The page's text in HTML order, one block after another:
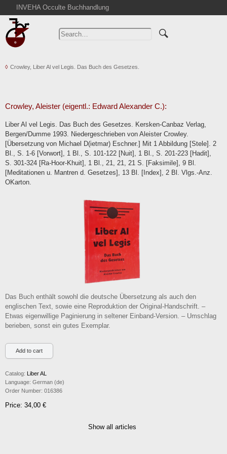
INVEHA Occulte Buchhandlung
Home
Advanced Search
Cart
Contact
Terms
Withdrawal
Privacy Policy
Crowley, Liber Al vel Legis. Das Buch des Gesetzes.
Crowley, Aleister (eigentl.: Edward Alexander C.):
Liber Al vel Legis. Das Buch des Gesetzes. Kersken-Canbaz Verlag,
Bergen/Dumme 1993. Niedergeschrieben von Aleister Crowley.
[Übersetzung von Michael D(ietmar) Eschner.] Mit 1 Abbildung [Stele]. 2
Bl., S. 1-6 [Vorwort], 1 Bl., S. 101-122 [Nuit], 1 Bl., S. 201-223 [Hadit],
S. 301-324 [Ra-Hoor-Khuit], 1 Bl., 21, 21, 21 S. [Faksimile], 9 Bl.
[Meditationen u. Mantren d. Gesetzes], 13 Bl. [Index], 2 Bl. Vlgs.-Anz.
OKarton.
Das Buch enthält sowohl die deutsche Übersetzung als auch den
englischen Text, sowie eine Reproduktion der Original-Handschrift. –
Etwas eigenwillige Paginierung in seltener Einband-Version. – Umschlag
berieben, sonst ein gutes Exemplar.
Catalog: Liber AL
Language: German (de)
Order Number: 016386
Price: 34,00 €
Show all articles